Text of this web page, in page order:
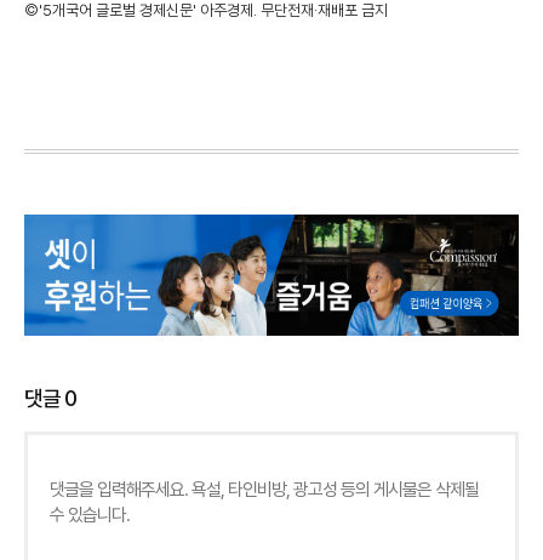
©'5개국어 글로벌 경제신문' 아주경제. 무단전재·재배포 금지
댓글0